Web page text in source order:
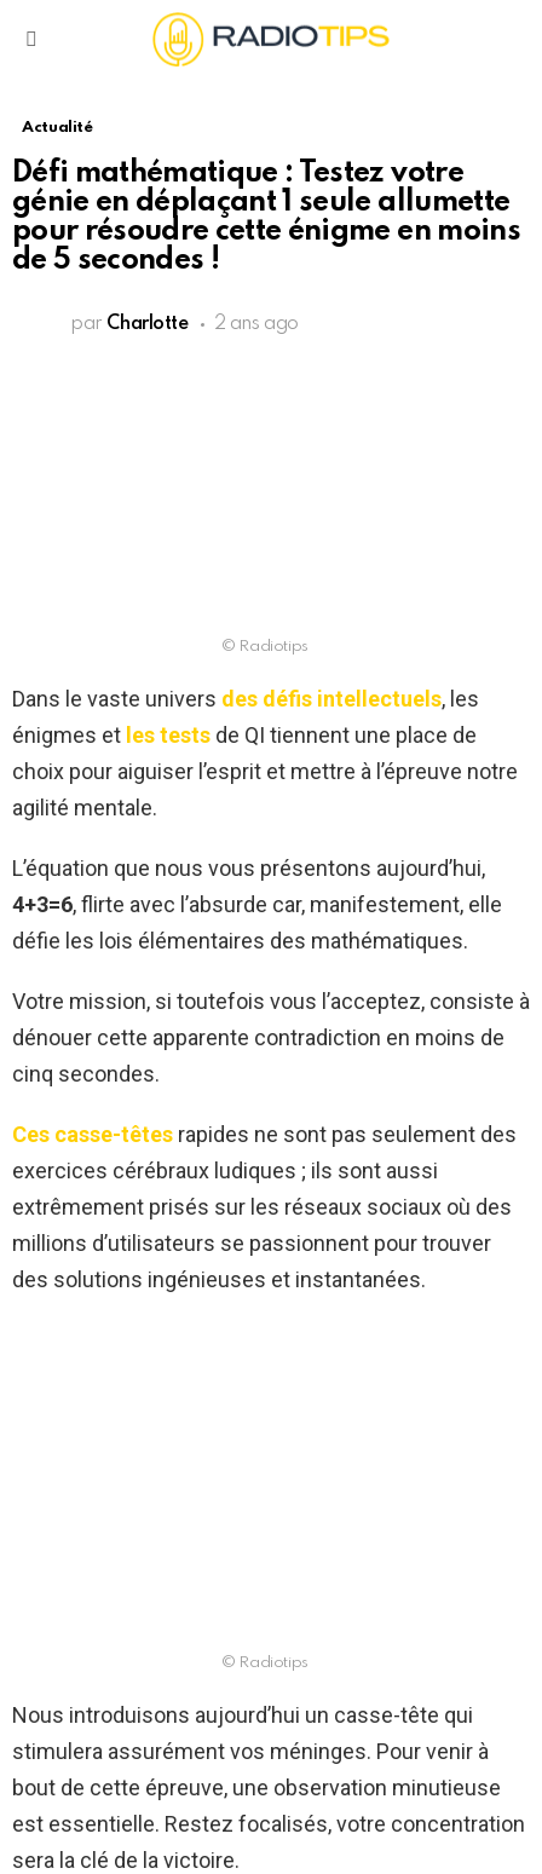
Actualité
Défi mathématique : Testez votre
génie en déplaçant 1 seule allumette
pour résoudre cette énigme en moins
de 5 secondes !
par Charlotte 2 ans ago
© Radiotips
Dans le vaste univers des défis intellectuels, les
énigmes et les tests de QI tiennent une place de
choix pour aiguiser l’esprit et mettre à l’épreuve notre
agilité mentale.
L’équation que nous vous présentons aujourd’hui,
4+3=6, flirte avec l’absurde car, manifestement, elle
défie les lois élémentaires des mathématiques.
Votre mission, si toutefois vous l’acceptez, consiste à
dénouer cette apparente contradiction en moins de
cinq secondes.
Ces casse-têtes rapides ne sont pas seulement des
exercices cérébraux ludiques ; ils sont aussi
extrêmement prisés sur les réseaux sociaux où des
millions d’utilisateurs se passionnent pour trouver
des solutions ingénieuses et instantanées.
© Radiotips
Nous introduisons aujourd’hui un casse-tête qui
stimulera assurément vos méninges. Pour venir à
bout de cette épreuve, une observation minutieuse
est essentielle. Restez focalisés, votre concentration
sera la clé de la victoire.